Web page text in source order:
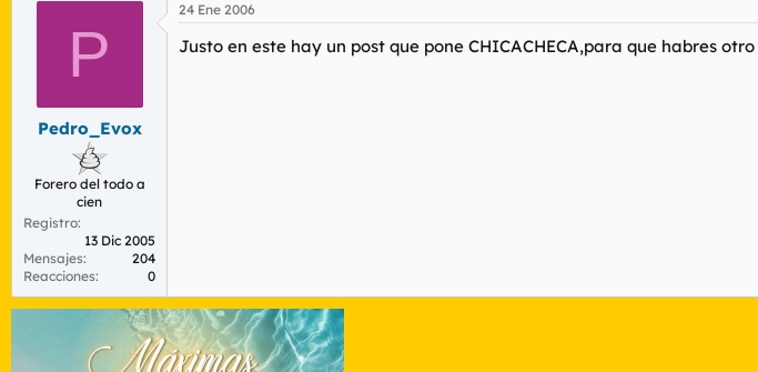
P
Pedro_Evox
Forero del todo a
cien
Registro
13 Dic 2005
Mensajes
204
Reacciones
0
24 Ene 2006
Justo en este hay un post que pone CHICACHECA,para que habres